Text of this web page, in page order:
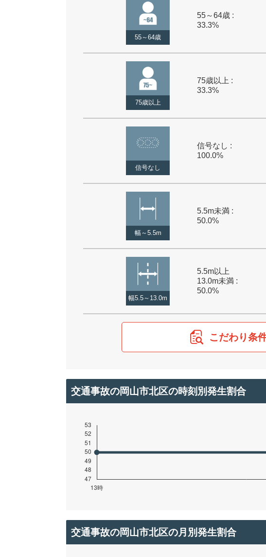
55～64歳
55～64歳 :
33.3%
75歳以上
75歳以上 :
33.3%
信号なし
信号なし :
100.0%
幅～5.5m
5.5m未満 :
50.0%
幅5.5～13.0m
5.5m以上
13.0m未満 :
50.0%
こだわり条
交通事故の岡山市北区の時刻別発生割合
交通事故の岡山市北区の月別発生割合